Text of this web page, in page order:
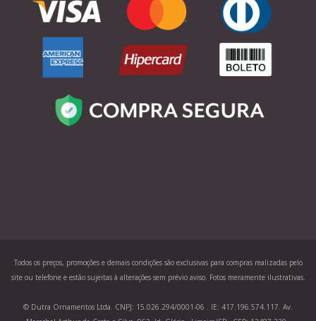
Todos os preços, promoções e demais condições são exclusivas para compras realizadas pelo
site ou telefone e estão sujeitas à alterações sem prévio aviso. Fotos meramente ilustrativas.
© Dutra Ornamentos Ltda. CNPJ: 15.026.294/0001-06 . IE: 417.196.574.117. Av.